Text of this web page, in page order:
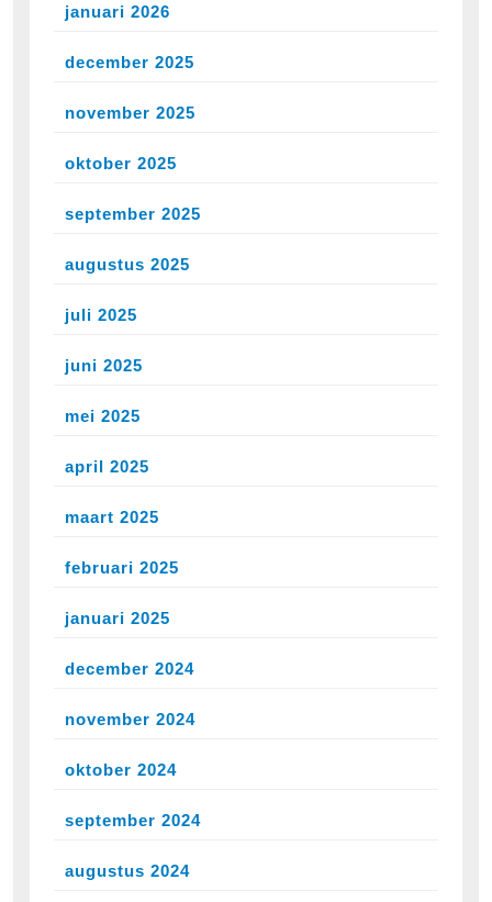
januari 2026
december 2025
november 2025
oktober 2025
september 2025
augustus 2025
juli 2025
juni 2025
mei 2025
april 2025
maart 2025
februari 2025
januari 2025
december 2024
november 2024
oktober 2024
september 2024
augustus 2024